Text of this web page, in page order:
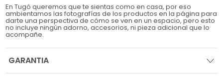
En Tugó queremos que te sientas como en casa, por eso
ambientamos las fotografías de los productos en la página para
darte una perspectiva de cómo se ven en un espacio, pero esto
no incluye ningún adorno, accesorios, ni pieza adicional que lo
acompañe.
GARANTIA